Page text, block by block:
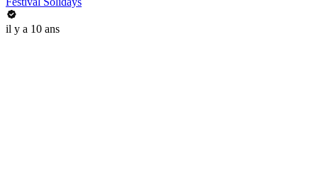
il y a 10 ans